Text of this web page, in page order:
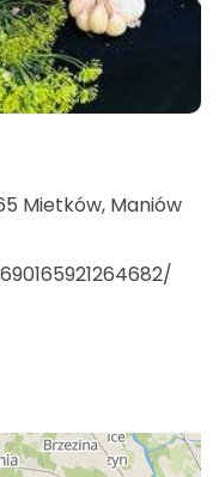
Mietków, Maniów